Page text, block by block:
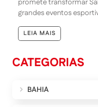
promete transformar
grandes eventos
LEIA MAIS
CATEGORIAS
BAHIA